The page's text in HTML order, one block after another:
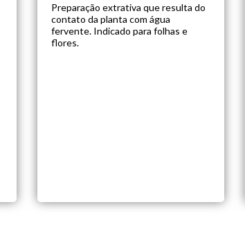
Preparação extrativa que resulta do
contato da planta com água
fervente. Indicado para folhas e
flores.